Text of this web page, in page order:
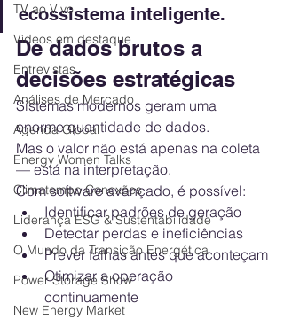
TV ao Vivo
Vídeos em destaque
Entrevistas
Análises de Mercado
Agenda Global
Energy Women Talks
Climatempo Conexões
Liderança ESG & Sustentabilidade
O Mundo da Transição Energética
Power Storage Show
New Energy Market
ecossistema inteligente.
De dados brutos a
decisões estratégicas
Sistemas modernos geram uma
enorme quantidade de dados.
Mas o valor não está apenas na coleta
— está na interpretação.
Com software avançado, é possível:
Identificar padrões de geração
Detectar perdas e ineficiências
Prever falhas antes que aconteçam
Otimizar a operação
continuamente